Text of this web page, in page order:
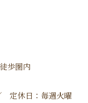
歩圏内
定休日：毎週火曜